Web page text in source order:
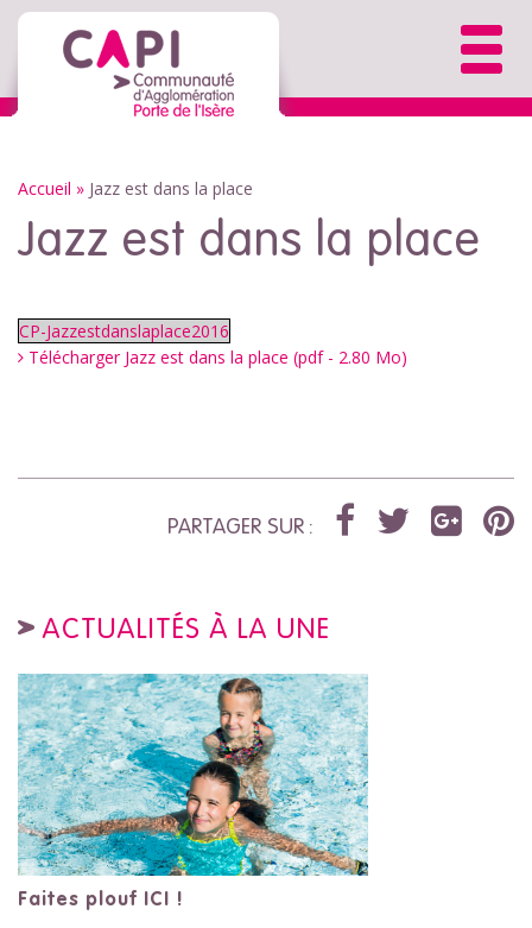
Accueil » Jazz est dans la place
Jazz est dans la place
CP-Jazzestdanslaplace2016
Télécharger Jazz est dans la place (pdf - 2.80 Mo)
PARTAGER SUR :
ACTUALITÉS À LA UNE
Faites plouf ICI !